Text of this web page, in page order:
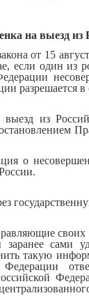
на выезд из
от 15
один из
разрешается в
из
о
сами
такую